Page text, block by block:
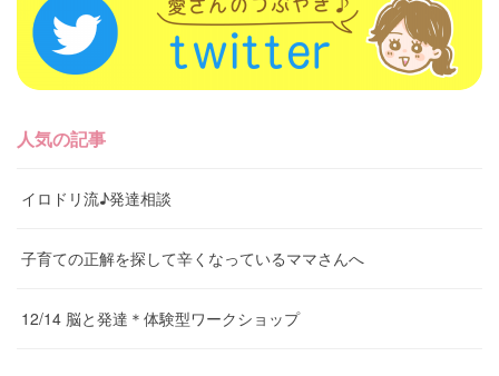
人気の記事
イロドリ流♪発達相談
子育ての正解を探して辛くなっているママさんへ
12/14 脳と発達＊体験型ワークショップ